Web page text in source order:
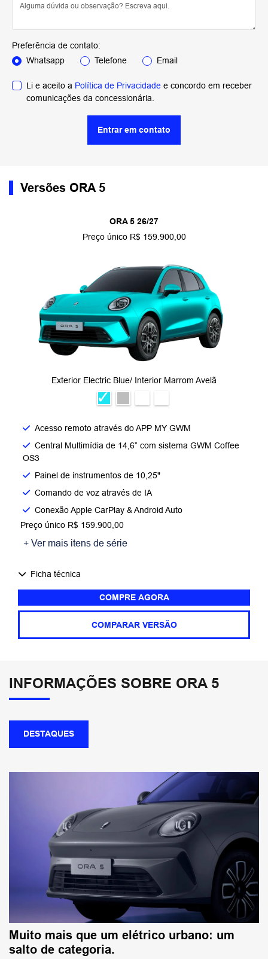
Preferência de contato:
Whatsapp
Telefone Email
Li e aceito a Política de Privacidade e concordo em receber
comunicações da concessionária.
Entrar em contato
Versões ORA 5
ORA 5 26/27
Preço único R$ 159.900,00
Exterior Electric Blue/ Interior Marrom Avelã
Acesso remoto através do APP MY GWM
Central Multimídia de 14,6” com sistema GWM Coffee
OS3
Painel de instrumentos de 10,25"
Comando de voz através de IA
Conexão Apple CarPlay & Android Auto
Preço único R$ 159.900,00
+ Ver mais itens de série
Ficha técnica
COMPRE AGORA
COMPARAR VERSÃO
INFORMAÇÕES SOBRE ORA 5
DESTAQUES
Muito mais que um elétrico urbano: um
salto de categoria.